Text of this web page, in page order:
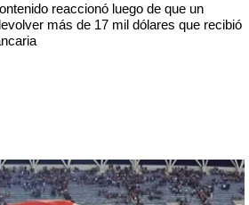
reaccionó luego de que un
más de 17 mil dólares que recibió